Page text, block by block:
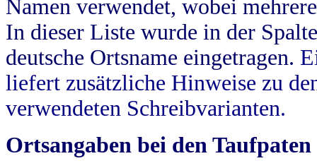
Namen verwendet, wobei
In dieser Liste wurde in der
deutsche Ortsname eingetragen.
liefert zusätzliche Hinweise zu
verwendeten Schreibvarianten.
Ortsangaben bei den Taufpaten